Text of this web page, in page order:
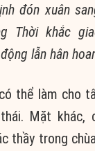
đón xuân
Thời khắc
lẫn hân
thể làm cho
Mặt khác,
thầy trong